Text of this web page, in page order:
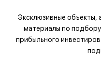
Эксклюзивные объекты,
материалы по
прибыльного